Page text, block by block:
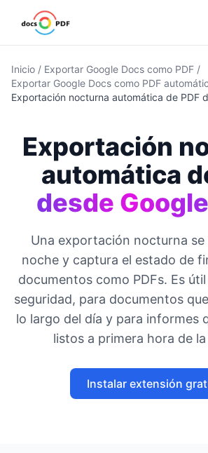
Inicio / Exportar Google Docs como PDF /
Exportar Google Docs como PDF
Exportación nocturna automática de PDF
Exportación
automática
desde
Una exportación nocturna se
noche y captura el estado de
documentos como PDFs. Es
seguridad, para documentos
lo largo del día y para informes
listos a primera hora de
Instalar extensión